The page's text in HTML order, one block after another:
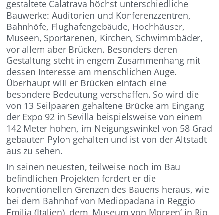
gestaltete Calatrava höchst unterschiedliche
Bauwerke: Auditorien und Konferenzzentren,
Bahnhöfe, Flughafengebäude, Hochhäuser,
Museen, Sportarenen, Kirchen, Schwimmbäder,
vor allem aber Brücken. Besonders deren
Gestaltung steht in engem Zusammenhang mit
dessen Interesse am menschlichen Auge.
Überhaupt will er Brücken einfach eine
besondere Bedeutung verschaffen. So wird die
von 13 Seilpaaren gehaltene Brücke am Eingang
der Expo 92 in Sevilla beispielsweise von einem
142 Meter hohen, im Neigungswinkel von 58 Grad
gebauten Pylon gehalten und ist von der Altstadt
aus zu sehen.
In seinen neuesten, teilweise noch im Bau
befindlichen Projekten fordert er die
konventionellen Grenzen des Bauens heraus, wie
bei dem Bahnhof von Mediopadana in Reggio
Emilia (Italien), dem ‚Museum von Morgen‘ in Rio